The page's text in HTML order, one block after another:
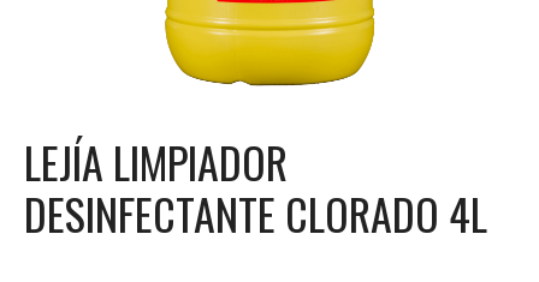
LEJÍA LIMPIADOR
DESINFECTANTE CLORADO 4L